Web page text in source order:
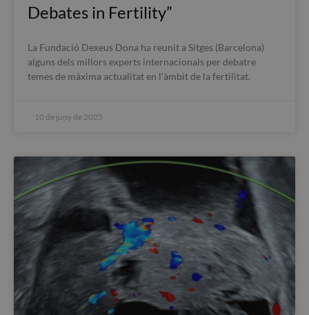
Debates in Fertility”
La Fundació Dexeus Dona ha reunit a Sitges (Barcelona)
alguns dels millors experts internacionals per debatre
temes de màxima actualitat en l’àmbit de la fertilitat.
10 de juny de 2025